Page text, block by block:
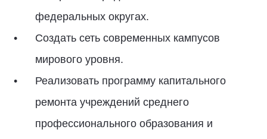
федеральных округах.
Создать сеть современных кампусов
мирового уровня.
Реализовать программу капитального
ремонта учреждений среднего
профессионального образования и